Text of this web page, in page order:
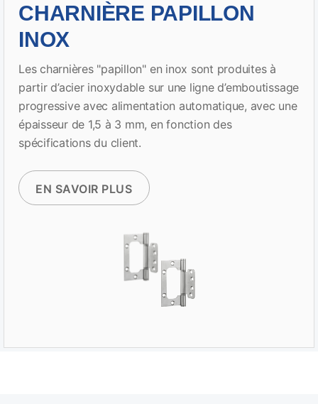
CHARNIÈRE PAPILLON
INOX
Les charnières "papillon" en inox sont produites à
partir d’acier inoxydable sur une ligne d’emboutissage
progressive avec alimentation automatique, avec une
épaisseur de 1,5 à 3 mm, en fonction des
spécifications du client.
EN SAVOIR PLUS